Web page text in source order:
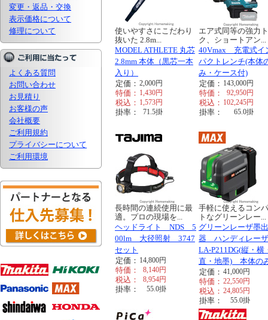
変更・返品・交換
表示価格について
修理について
よくある質問
お問い合わせ
お見積り
お客様の声
会社概要
ご利用規約
プライバシーについて
ご利用環境
使いやすさにこだわり
抜いた 2.8m...
MODEL ATHLETE 丸芯
2.8mm 本体（黒芯一本
入り）
定価： 2,000円
特価： 1,430円
税込： 1,573円
掛率： 71.5掛
エア式同等の強力
ク、ショートアン...
40Vmax 充電式イ
パクトレンチ(本体
み・ケース付)
定価： 143,000円
特価： 92,950円
税込： 102,245円
掛率： 65.0掛
長時間の連続使用に最
適。プロの現場を...
ヘッドライト NDS 5
00lm 大径照射 3747
セット
定価： 14,800円
特価： 8,140円
税込： 8,954円
掛率： 55.0掛
手軽に使えるコン
トなグリーンレー...
グリーンレーザ墨出
器 ハンディレ
LA-P211DG(縦・横
直・地墨) 本体の
定価： 41,000円
特価： 22,550円
税込： 24,805円
掛率： 55.0掛